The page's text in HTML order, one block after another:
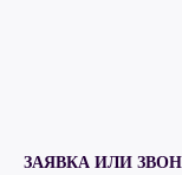
ЗАЯВКА ИЛИ